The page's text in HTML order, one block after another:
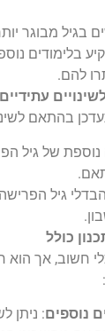
בגיל מבוגר
בלימודים
להם.
עתידיים
בהתאם
של גיל
גיל
כולל
חשוב, אך
נוספים: ניתן